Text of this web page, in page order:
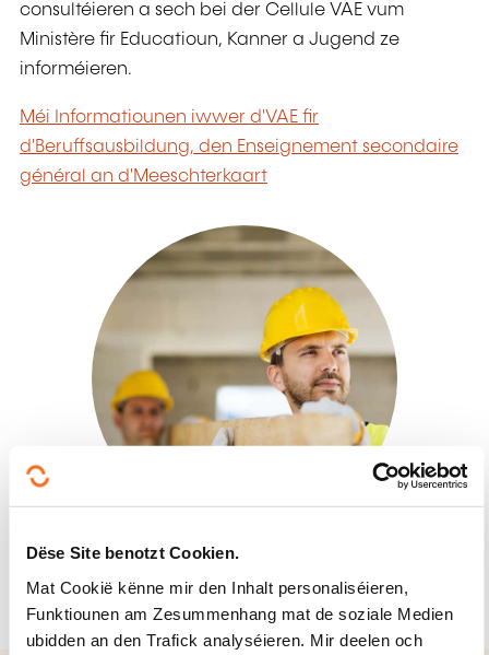
Dëse Site benotzt Cookien.
Mat Cookië kënne mir den Inhalt personaliséieren,
Funktiounen am Zesummenhang mat de soziale Medien
ubidden an den Trafick analyséieren. Mir deelen och
consultéieren a sech bei der Cellule VAE vum
Ministère fir Educatioun, Kanner a Jugend ze
informéieren.
Méi Informatiounen iwwer d'VAE fir
d'Beruffsausbildung, den Enseignement secondaire
général an d'Meeschterkaart